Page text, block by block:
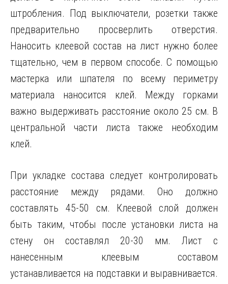
штробления. Под выключатели, розетки также
предварительно просверлить отверстия.
Наносить клеевой состав на лист нужно более
тщательно, чем в первом способе. С помощью
мастерка или шпателя по всему периметру
материала наносится клей. Между горками
важно выдерживать расстояние около 25 см. В
центральной части листа также необходим
клей.
При укладке состава следует контролировать
расстояние между рядами. Оно должно
составлять 45-50 см. Клеевой слой должен
быть таким, чтобы после установки листа на
стену он составлял 20-30 мм. Лист с
нанесенным клеевым составом
устанавливается на подставки и выравнивается.